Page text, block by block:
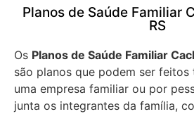
Planos de Saúde Familiar
RS
Os Planos de Saúde Familiar
são planos que podem ser
uma empresa familiar ou por
junta os integrantes da família,